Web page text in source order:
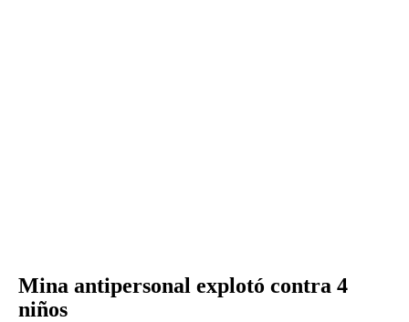
Mina antipersonal explotó contra 4
niños